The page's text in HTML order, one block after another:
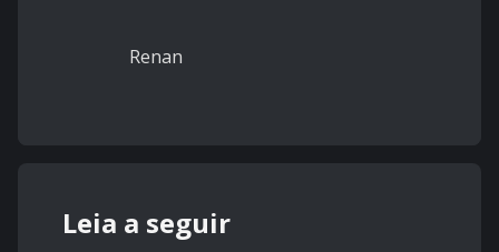
Renan
Leia a seguir